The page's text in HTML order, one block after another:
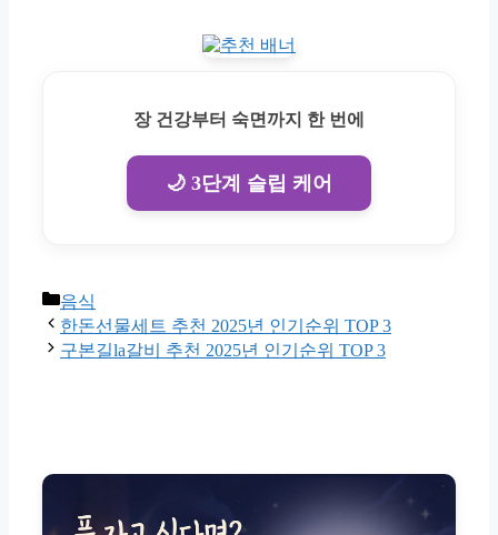
장 건강부터 숙면까지 한 번에
🌙 3단계 슬립 케어
Categories
음식
한돈선물세트 추천 2025년 인기순위 TOP 3
구본길la갈비 추천 2025년 인기순위 TOP 3